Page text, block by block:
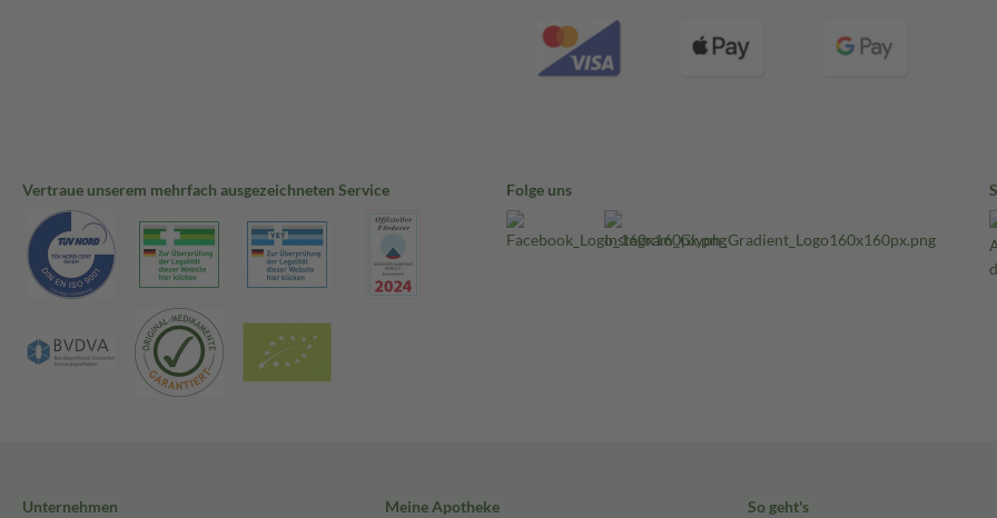
Vertraue unserem mehrfach ausgezeichneten Service Folge uns
Unternehmen
Meine Apotheke
So geht's